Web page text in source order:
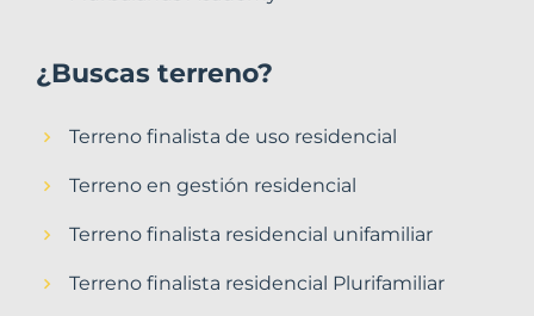
¿Buscas terreno?
Terreno finalista de uso residencial
Terreno en gestión residencial
Terreno finalista residencial unifamiliar
Terreno finalista residencial Plurifamiliar